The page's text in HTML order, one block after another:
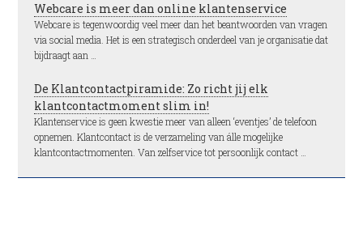
Webcare is meer dan online klantenservice
Webcare is tegenwoordig veel meer dan het beantwoorden van vragen
via social media. Het is een strategisch onderdeel van je organisatie dat
bijdraagt aan …
De Klantcontactpiramide: Zo richt jij elk
klantcontactmoment slim in!
Klantenservice is geen kwestie meer van alleen ‘eventjes’ de telefoon
opnemen. Klantcontact is de verzameling van álle mogelijke
klantcontactmomenten. Van zelfservice tot persoonlijk contact …